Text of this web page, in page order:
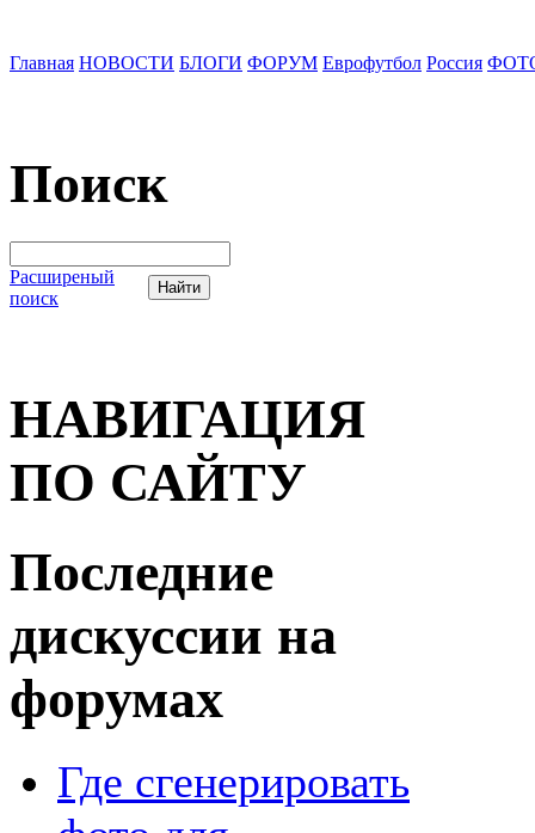
Главная НОВОСТИ БЛОГИ ФОРУМ Еврофутбол Россия
Поиск
Расширеный
поиск
НАВИГАЦИЯ
ПО САЙТУ
Последние
дискуссии на
форумах
Где сгенерировать